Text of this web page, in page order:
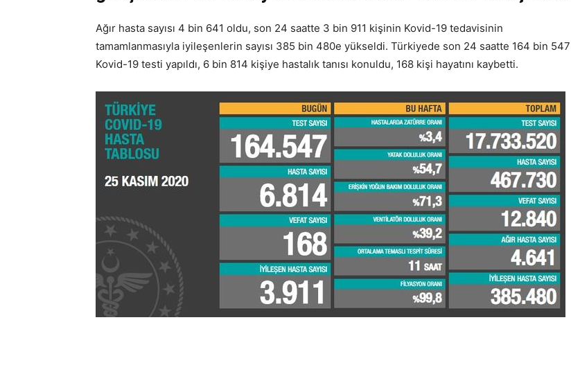
Ağır hasta sayısı 4 bin 641 oldu, son 24 saatte 3 bin 911 kişinin Kovid-19 tedavisinin
tamamlanmasıyla iyileşenlerin sayısı 385 bin 480e yükseldi. Türkiyede son 24 saatte 164 bin 547
Kovid-19 testi yapıldı, 6 bin 814 kişiye hastalık tanısı konuldu, 168 kişi hayatını kaybetti.